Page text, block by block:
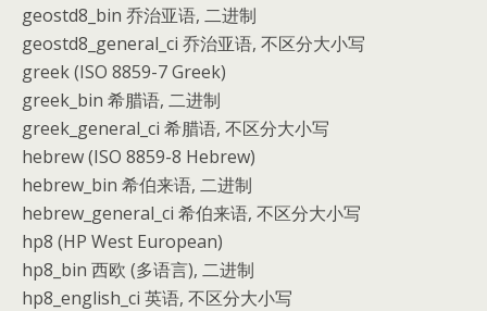
geostd8_bin 乔治亚语, 二进制
geostd8_general_ci 乔治亚语, 不区分大小写
greek (ISO 8859-7 Greek)
greek_bin 希腊语, 二进制
greek_general_ci 希腊语, 不区分大小写
hebrew (ISO 8859-8 Hebrew)
hebrew_bin 希伯来语, 二进制
hebrew_general_ci 希伯来语, 不区分大小写
hp8 (HP West European)
hp8_bin 西欧 (多语言), 二进制
hp8_english_ci 英语, 不区分大小写